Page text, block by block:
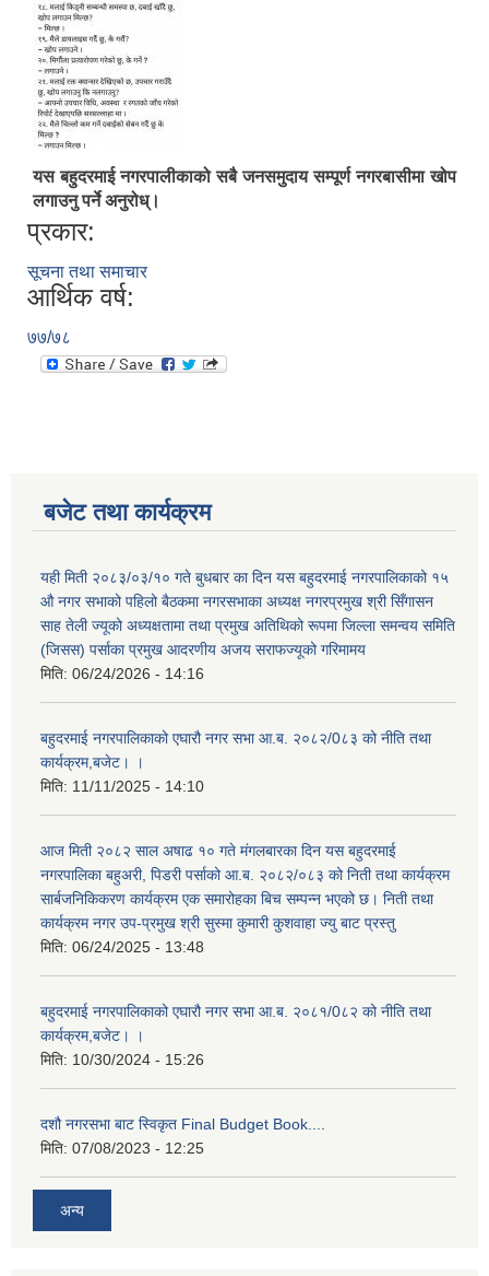
यस बहुदरमाई नगरपालीकाको सबै जनसमुदाय सम्पूर्ण नगरबासीमा खोप
लगाउनु पर्ने अनुरोध्।
प्रकार:
सूचना तथा समाचार
आर्थिक वर्ष:
७७/७८
बजेट तथा कार्यक्रम
यही मिती २०८३/०३/१० गते बुधबार का दिन यस बहुदरमाई नगरपालिकाको १५
औ नगर सभाको पहिलो बैठकमा नगरसभाका अध्यक्ष नगरप्रमुख श्री सिँगासन
साह तेली ज्यूको अध्यक्षतामा तथा प्रमुख अतिथिको रूपमा जिल्ला समन्वय समिति
(जिसस) पर्साका प्रमुख आदरणीय अजय सराफज्यूको गरिमामय
मिति: 06/24/2026 - 14:16
बहुदरमाई नगरपालिकाको एघारौ नगर सभा आ.ब. २०८२/0८३ को नीति तथा
कार्यक्रम,बजेट। ।
मिति: 11/11/2025 - 14:10
आज मिती २०८२ साल अषाढ १० गते मंगलबारका दिन यस बहुदरमाई
नगरपालिका बहुअरी, पिडरी पर्साको आ.ब. २०८२/०८३ को निती तथा कार्यक्रम
सार्बजनिकिकरण कार्यक्रम एक समारोहका बिच सम्पन्न भएको छ। निती तथा
कार्यक्रम नगर उप-प्रमुख श्री सुस्मा कुमारी कुशवाहा ज्यु बाट प्रस्तु
मिति: 06/24/2025 - 13:48
बहुदरमाई नगरपालिकाको एघारौ नगर सभा आ.ब. २०८१/0८२ को नीति तथा
कार्यक्रम,बजेट। ।
मिति: 10/30/2024 - 15:26
दशौ नगरसभा बाट स्विकृत Final Budget Book....
मिति: 07/08/2023 - 12:25
अन्य